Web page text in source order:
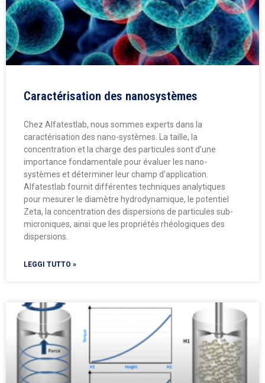
Caractérisation des nanosystèmes
Chez Alfatestlab, nous sommes experts dans la
caractérisation des nano-systèmes. La taille, la
concentration et la charge des particules sont d’une
importance fondamentale pour évaluer les nano-
systèmes et déterminer leur champ d’application.
Alfatestlab fournit différentes techniques analytiques
pour mesurer le diamètre hydrodynamique, le potentiel
Zeta, la concentration des dispersions de particules sub-
microniques, ainsi que les propriétés rhéologiques des
dispersions.
LEGGI TUTTO »